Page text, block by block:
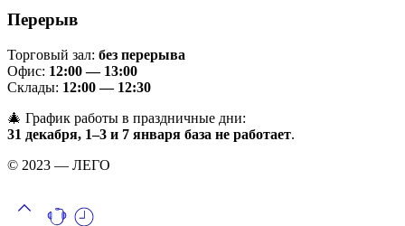
Перерыв
Торговый зал: без перерыва
Офис: 12:00 — 13:00
Склады: 12:00 — 12:30
🎄 График работы в праздничные дни:
31 декабря, 1–3 и 7 января база не работает.
© 2023 — ЛЕГО